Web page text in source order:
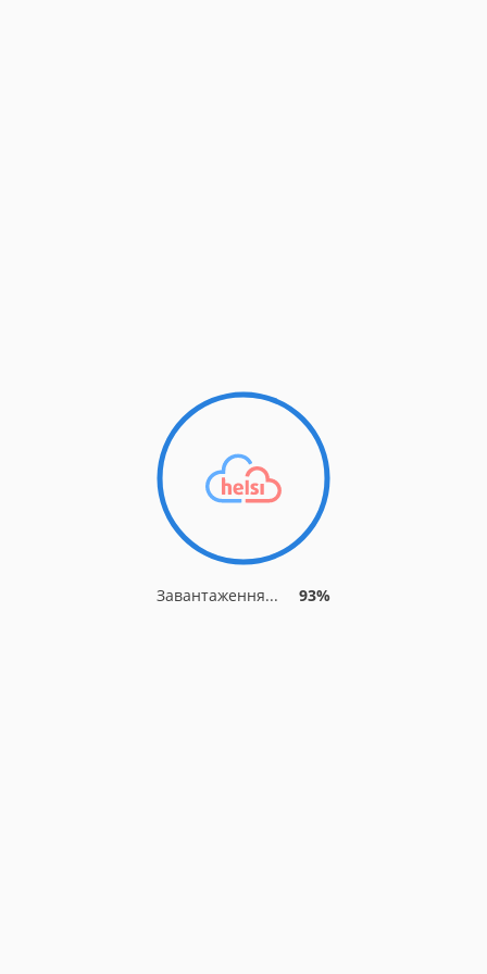
Завантаження... 93%